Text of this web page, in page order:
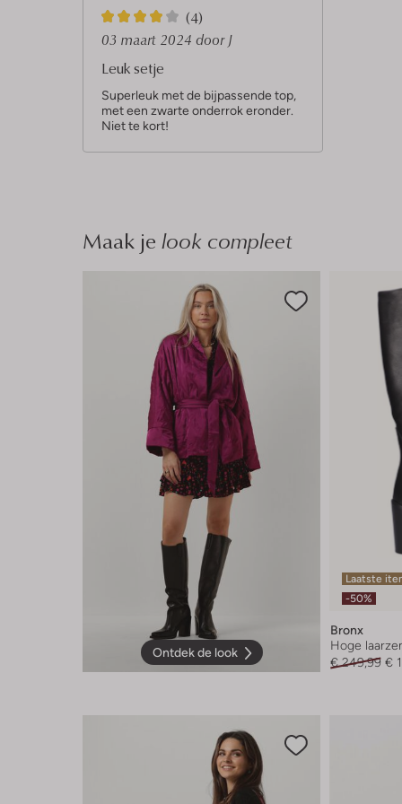
4
S
t
e
r
(4)
03 maart 2024 door J
Leuk setje
Superleuk met de bijpassende top,
met een zwarte onderrok eronder.
Niet te kort!
Maak je look compleet
Ontdek de look
Laatste
-50%
Bronx
Hoge
€ 249,99 €